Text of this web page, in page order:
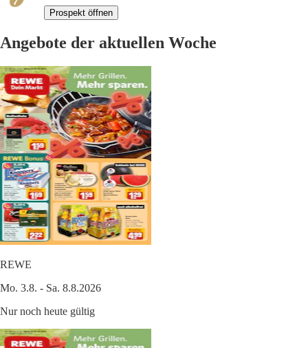
Prospekt öffnen
Angebote der aktuellen Woche
REWE
Mo. 3.8. - Sa. 8.8.2026
Nur noch heute gültig